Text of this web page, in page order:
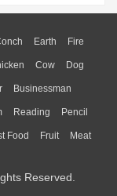
Earth Fire
Mountain
Cow Dog
Insect Lion
Wolf
Businessman
Boy Father
Reading Pencil
Science
Food Fruit Meat
Reserved.